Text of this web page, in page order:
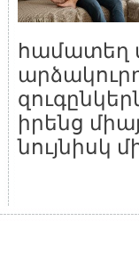
համատեղ
իրենց
նույնիսկ